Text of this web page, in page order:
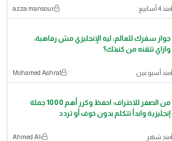
منذ 4 أسابيع azza mansour
​جواز سفرك للعالم: ليه الإنجليزي مش رفاهية،
وازاي تتقنه من كنبتك؟
منذ أسبوعين Mohamed Ashraf
من الصفر للاحتراف: احفظ وكرر أهم 1000 جملة
إنجليزية وابدأ تتكلم بدون خوف أو تردد
منذ شهر Ahmed Ali